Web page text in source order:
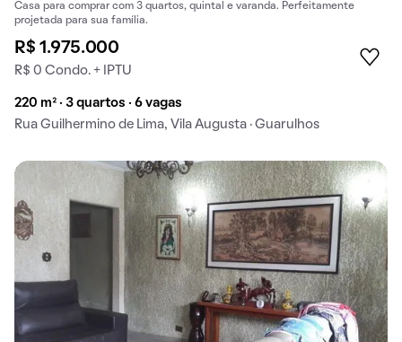
Casa para comprar com 3 quartos, quintal e varanda. Perfeitamente
projetada para sua família.
R$ 1.975.000
R$ 0 Condo. + IPTU
220 m² · 3 quartos · 6 vagas
Rua Guilhermino de Lima, Vila Augusta · Guarulhos